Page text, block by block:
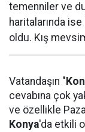
temenniler ve
haritalarında
oldu. Kış
Vatandaşın "
cevabına çok
ve özellikle
Konya'da etkili